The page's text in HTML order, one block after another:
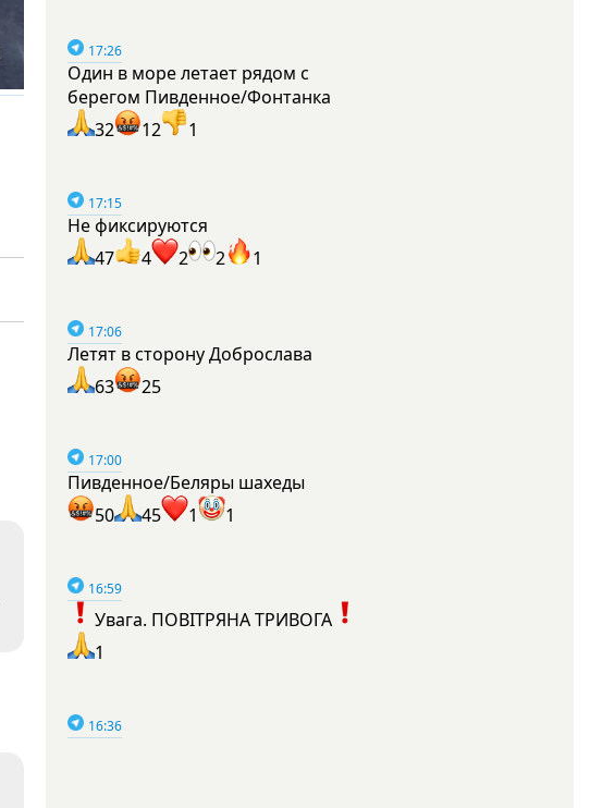
17:26
Один в море летает рядом с
берегом Пивденное/Фонтанка
32
12 1
17:15
Не фиксируются
47
4 2 2 1
17:06
Летят в сторону Доброслава
63
25
17:00
Пивденное/Беляры шахеды
50
45 1 1
16:59
Увага. ПОВІТРЯНА ТРИВОГА
1
16:36